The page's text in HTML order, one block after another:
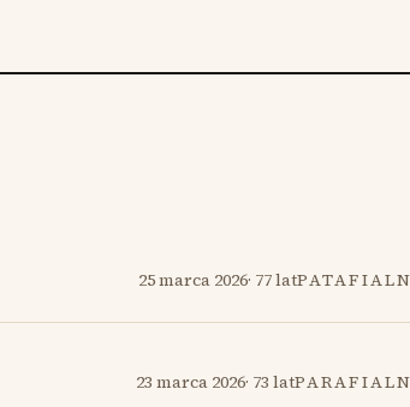
25 marca 2026· 77 lat
23 marca 2026· 73 lat